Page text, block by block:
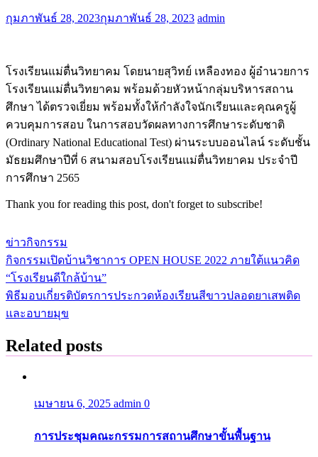
กุมภาพันธ์ 28, 2023กุมภาพันธ์ 28, 2023 admin
โรงเรียนแม่ตื่นวิทยาคม โดยนายสุวิทย์ เหลืองทอง ผู้อำนวยการ
โรงเรียนแม่ตื่นวิทยาคม พร้อมด้วยหัวหน้ากลุ่มบริหารสถาน
ศึกษา ได้ตรวจเยี่ยม พร้อมทั้งให้กำลังใจนักเรียนและคุณครูผู้
ควบคุมการสอบ ในการสอบวัดผลทางการศึกษาระดับชาติ
(Ordinary National Educational Test) ผ่านระบบออนไลน์ ระดับชั้น
มัธยมศึกษาปีที่ 6 สนามสอบโรงเรียนแม่ตื่นวิทยาคม ประจำปี
การศึกษา 2565
Thank you for reading this post, don't forget to subscribe!
ข่าวกิจกรรม
แนะแนว
เรื่อง
กิจกรรมเปิดบ้านวิชาการ OPEN HOUSE 2022 ภายใต้แนวคิด
“โรงเรียนดีใกล้บ้าน”
พิธีมอบเกี่ยรติบัตรการประกวดห้องเรียนสีขาวปลอดยาเสพติด
และอบายมุข
Related posts
เมษายน 6, 2025 admin 0
การประชุมคณะกรรมการสถานศึกษาขั้นพื้นฐาน